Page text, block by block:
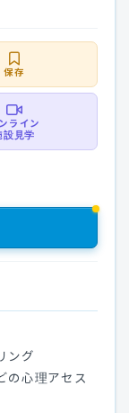
保存
ライン
設見学
ング
の心理アセス